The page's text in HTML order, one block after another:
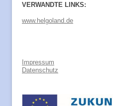
VERWANDTE LINKS:
www.helgoland.de
Impressum
Datenschutz